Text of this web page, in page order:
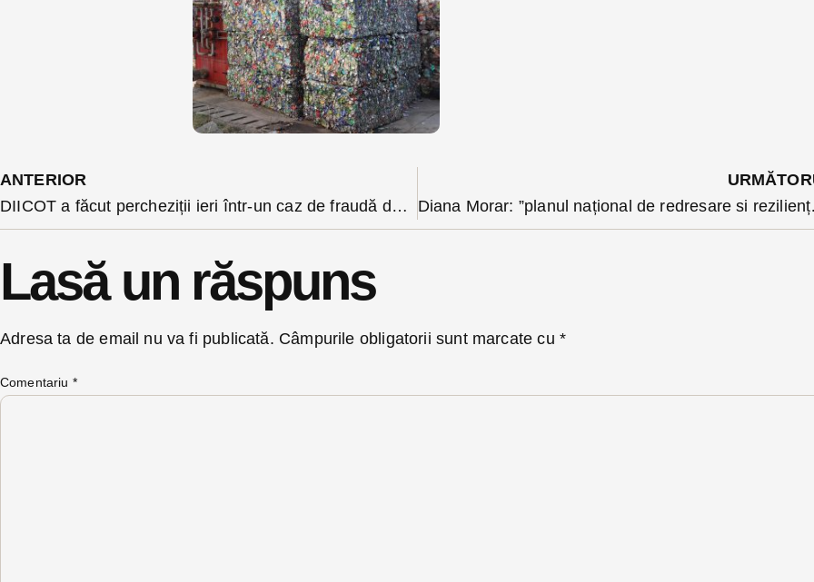
ANTERIOR
DIICOT a făcut percheziții ieri într-un caz de fraudă de 1 milion de euro. Capul retelei e un fost director de export al unei companii
Diana
Lasă un răspuns
Adresa ta de email nu va fi publicată. Câmpurile obligatorii sunt marcate cu *
Comentariu *